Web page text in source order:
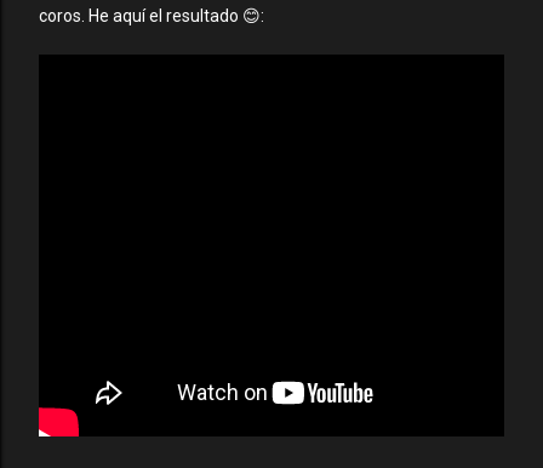
coros. He aquí el resultado 😊: